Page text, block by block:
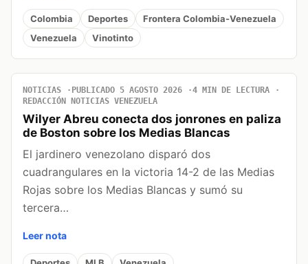
Colombia Deportes
Frontera Colombia-Venezuela
Venezuela
Vinotinto
NOTICIAS PUBLICADO 5 AGOSTO 2026
4 MIN DE LECTURA
REDACCIÓN NOTICIAS VENEZUELA
Wilyer Abreu conecta dos jonrones en paliza
de Boston sobre los Medias Blancas
El jardinero venezolano disparó dos
cuadrangulares en la victoria 14-2 de las Medias
Rojas sobre los Medias Blancas y sumó su
tercera…
Leer nota